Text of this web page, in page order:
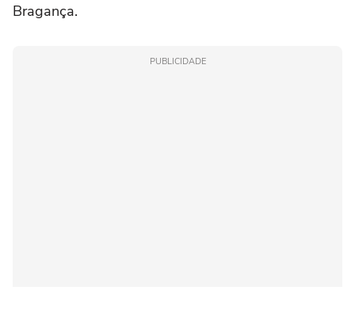
Bragança.
PUBLICIDADE